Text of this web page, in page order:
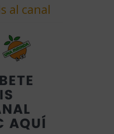
al canal